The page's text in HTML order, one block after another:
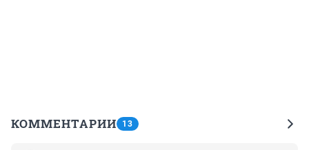
КОММЕНТАРИИ 13